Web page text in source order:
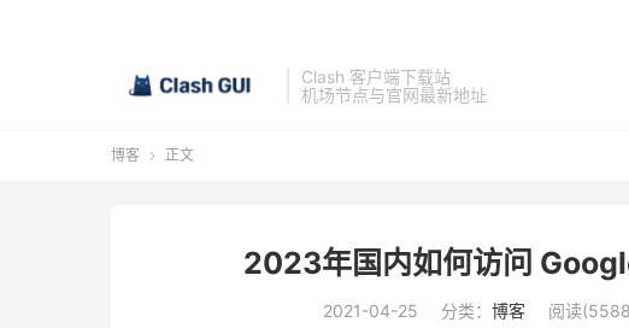
Clash 客户端下载站
机场节点与官网最新地址
博客  正文
2023年国内如何访问
2021-04-25 分类： 博客 阅读